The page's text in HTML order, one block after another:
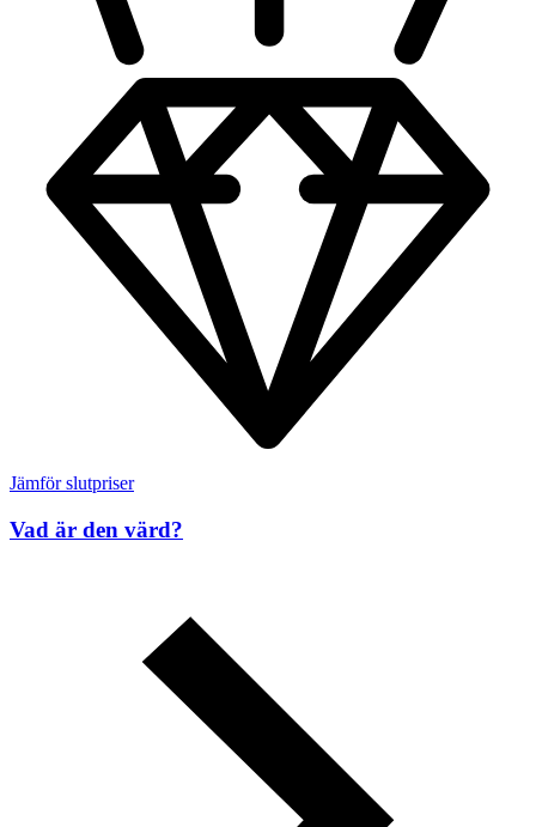
Jämför slutpriser
Vad är den värd?